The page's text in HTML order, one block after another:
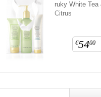
ruky White Tea
Citrus
€5400